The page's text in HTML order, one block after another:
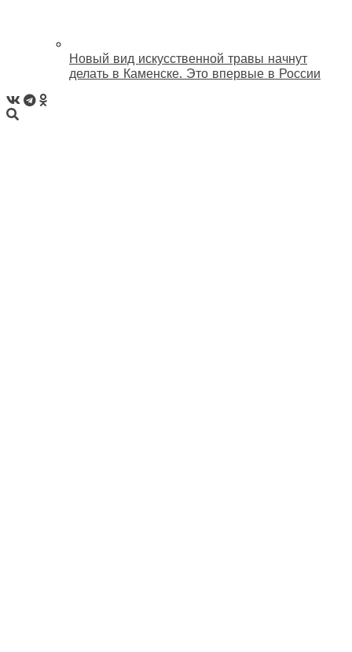
Новый вид искусственной травы начнут
делать в Каменске. Это впервые в России